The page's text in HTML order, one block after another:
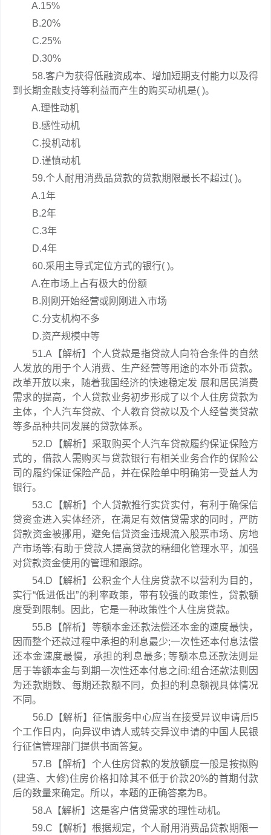
A.15%
B.20%
C.25%
D.30%
58.客户为获得低融资成本、增加短期支付能力以及得
到长期金融支持等利益而产生的购买动机是( )。
A.理性动机
B.感性动机
C.投机动机
D.谨慎动机
59.个人耐用消费品贷款的贷款期限最长不超过( )。
A.1年
B.2年
C.3年
D.4年
60.采用主导式定位方式的银行( )。
A.在市场上占有极大的份额
B.刚刚开始经营或刚刚进入市场
C.分支机构不多
D.资产规模中等
51.A【解析】个人贷款是指贷款人向符合条件的自然
人发放的用于个人消费、生产经营等用途的本外币贷款。
改革开放以来，随着我国经济的快速稳定发 展和居民消费
需求的提高，个人贷款业务初步形成了以个人住房贷款为
主体，个人汽车贷款、个人教育贷款以及个人经营类贷款
等多品种共同发展的贷款体系。
52.D【解析】采取购买个人汽车贷款履约保证保险方
式的，借款人需购买与贷款银行有相关业务合作的保险公
司的履约保证保险产品，并在保险单中明确第一受益人为
银行。
53.C【解析】个人贷款推行实贷实付，有利于确保信
贷资金进入实体经济，在满足有效信贷需求的同时，严防
贷款资金被挪用，避免信贷资金违规流入股票市场、房地
产市场等;有助于贷款人提高贷款的精细化管理水平，加强
对贷款资金使用的管理和跟踪。
54.D【解析】公积金个人住房贷款不以营利为目的，
实行“低进低出”的利率政策，带有较强的政策性，贷款额
度受到限制。因此，它是一种政策性个人住房贷款。
55.B【解析】等额本金还款法偿还本金的速度最快，
因而整个还款过程中承担的利息最少;一次性还本付息法偿
还本金速度最慢，承担的利息最多; 等额本息还款法则是
居于等额本金与到期一次性还本付息之间;组合还款法则因
为还款期数、每期还款额不同，负担的利息额视具体情况
不同。
56.D【解析】征信服务中心应当在接受异议申请后l5
个工作日内，向异议申请人或转交异议申请的中国人民银
行征信管理部门提供书面答复。
57.B【解析】个人住房贷款的发放额度一般是按拟购
(建造、大修)住房价格扣除其不低于价款20%的首期付款
后的数量来确定。所以，本题的正确答案为B。
58.A【解析】这是客户信贷需求的理性动机。
59.C【解析】根据规定，个人耐用消费品贷款期限一